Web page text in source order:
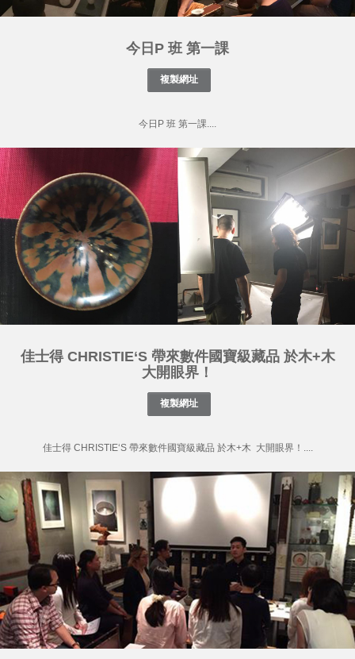
今日P 班 第一課
今日P 班 第一課....
佳士得 CHRISTIE‘S 帶來數件國寶級藏品 於木+木
大開眼界！
佳士得 CHRISTIE‘S 帶來數件國寶級藏品 於木+木 大開眼界！....